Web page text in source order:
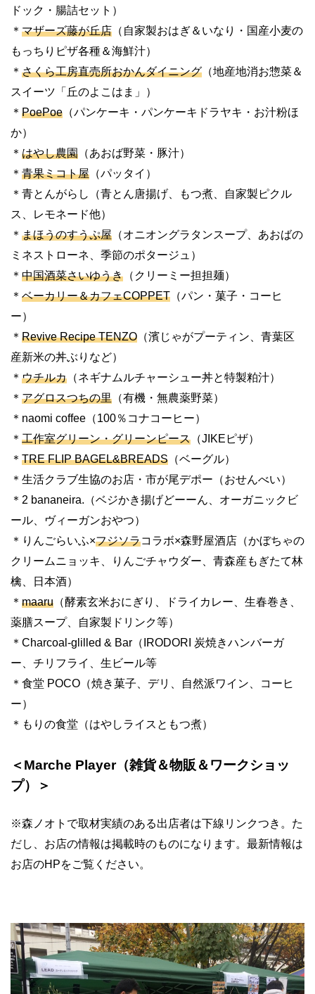
ドック・腸詰セット）
＊ マザーズ藤が丘店 （自家製おはぎ＆いなり・国産小麦の
もっちりピザ各種＆海鮮汁）
＊ さくら工房直売所おかんダイニング （地産地消お惣菜＆
スイーツ「丘のよこはま」）
＊ PoePoe （パンケーキ・パンケーキドラヤキ・お汁粉ほ
か）
＊ はやし農園 （あおば野菜・豚汁）
＊ 青果ミコト屋 （パッタイ）
＊青とんがらし（青とん唐揚げ、もつ煮、自家製ピクル
ス、レモネード他）
＊ まほうのすうぷ屋 （オニオングラタンスープ、あおばの
ミネストローネ、季節のポタージュ）
＊ 中国酒菜さいゆうき （クリーミー担担麺）
＊ ベーカリー＆カフェCOPPET （パン・菓子・コーヒ
ー）
＊ Revive Recipe TENZO （濱じゃがプーティン、青葉区
産新米の丼ぶりなど）
＊ ウチルカ （ネギナムルチャーシュー丼と特製粕汁）
＊ アグロスつちの里 （有機・無農薬野菜）
＊naomi coffee（100％コナコーヒー）
＊ 工作室グリーン・グリーンピース （JIKEピザ）
＊ TRE FLIP BAGEL&BREADS （ベーグル）
＊生活クラブ生協のお店・市が尾デポー（おせんべい）
＊2 bananeira.（ベジかき揚げどーーん、オーガニックビ
ール、ヴィーガンおやつ）
＊りんごらいふ×フジソラコラボ×森野屋酒店（かぼちゃの
クリームニョッキ、りんごチャウダー、青森産もぎたて林
檎、日本酒）
＊ maaru （酵素玄米おにぎり、ドライカレー、生春巻き、
薬膳スープ、自家製ドリンク等）
＊Charcoal-glilled & Bar（IRODORI 炭焼きハンバーガ
ー、チリフライ、生ビール等
＊食堂 POCO（焼き菓子、デリ、自然派ワイン、コーヒ
ー）
＊もりの食堂（はやしライスともつ煮）
＜Marche Player（雑貨＆物販＆ワークショッ
プ）＞
※森ノオトで取材実績のある出店者は下線リンクつき。た
だし、お店の情報は掲載時のものになります。最新情報は
お店のHPをご覧ください。